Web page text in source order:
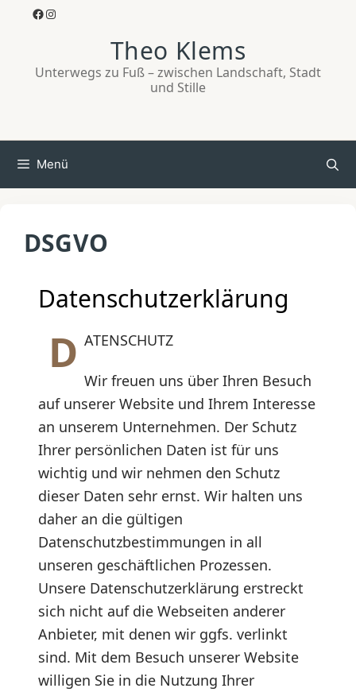
Facebook
Instagram
Theo Klems
Unterwegs zu Fuß – zwischen Landschaft, Stadt
und Stille
Menü
DSGVO
Datenschutzerklärung
D ATENSCHUTZ
Wir freuen uns über Ihren Besuch
auf unserer Website und Ihrem Interesse
an unserem Unternehmen. Der Schutz
Ihrer persönlichen Daten ist für uns
wichtig und wir nehmen den Schutz
dieser Daten sehr ernst. Wir halten uns
daher an die gültigen
Datenschutzbestimmungen in all
unseren geschäftlichen Prozessen.
Unsere Datenschutzerklärung erstreckt
sich nicht auf die Webseiten anderer
Anbieter, mit denen wir ggfs. verlinkt
sind. Mit dem Besuch unserer Website
willigen Sie in die Nutzung Ihrer